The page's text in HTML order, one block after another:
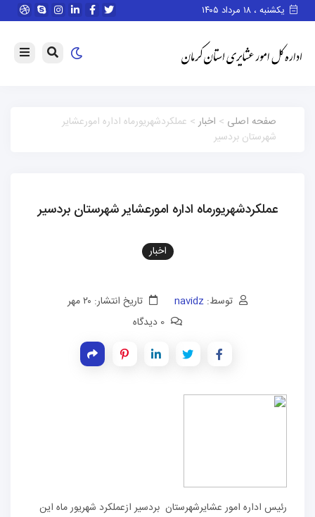
یکشنبه ، ۱۸ مرداد ۱۴۰۵
صفحه اصلی > اخبار> عملکردشهریورماه اداره امورعشایر
شهرستان بردسیر
عملکردشهریورماه اداره امورعشایر شهرستان بردسیر
اخبار
توسط: navidz
تاریخ انتشار: ۲۰ مهر
رئیس اداره امور عشایرشهرستان بردسیر ازعملکرد شهریور ماه این